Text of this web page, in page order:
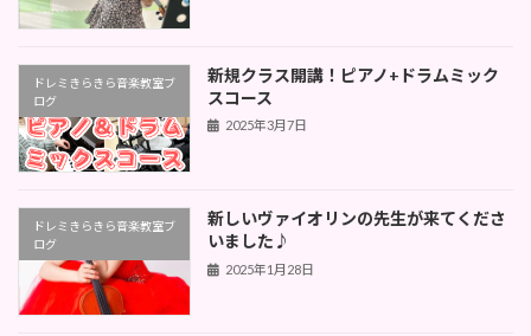
ドレミきらきら音楽教室ブ
ログ
新規クラス開講！ピアノ+ドラムミック
スコース
2025年3月7日
ドレミきらきら音楽教室ブ
ログ
新しいヴァイオリンの先生が来てくださ
いました♪
2025年1月28日